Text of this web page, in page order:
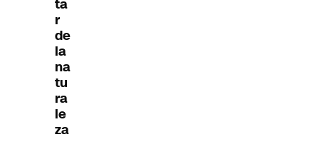
ta
r
de
la
na
tu
ra
le
za